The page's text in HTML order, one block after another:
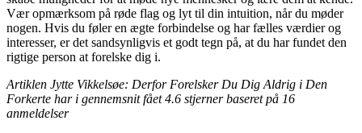
Vær opmærksom på røde flag og lyt til din intuition, når du møder
nogen. Hvis du føler en ægte forbindelse og har fælles værdier og
interesser, er det sandsynligvis et godt tegn på, at du har fundet den
rigtige person at forelske dig i.
Artiklen Jytte Vikkelsøe: Derfor Forelsker Du Dig Aldrig i Den
Forkerte har i gennemsnit fået4.6 stjerner baseret på 16
anmeldelser